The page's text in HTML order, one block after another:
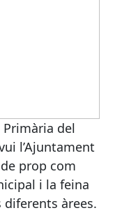
del
l’Ajuntament
prop com
i la feina
diferents àrees.